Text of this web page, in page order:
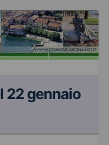
22 gennaio